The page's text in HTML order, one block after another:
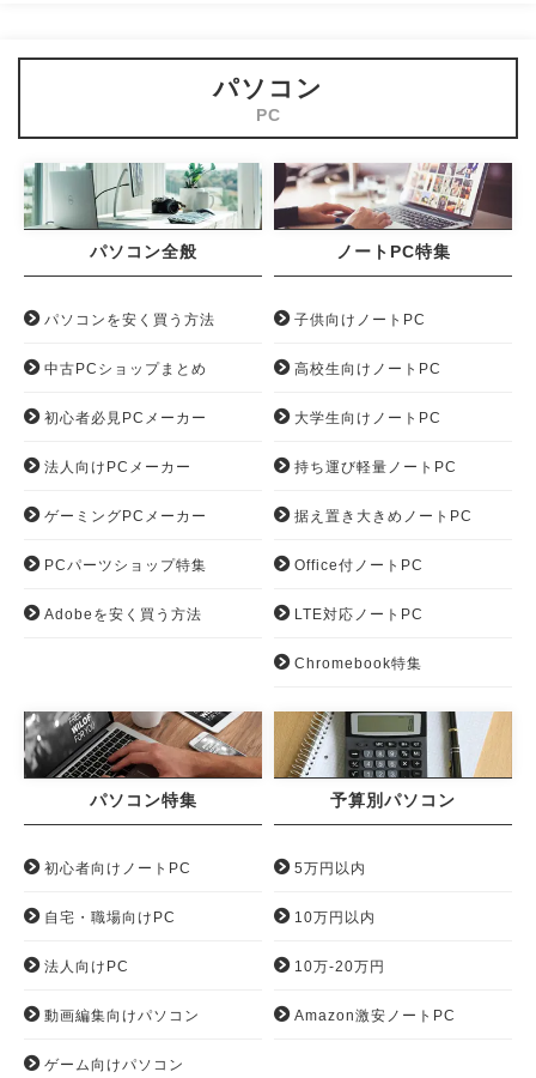
パソコン
パソコン全般
パソコンを安く買う方法
中古PCショップまとめ
初心者必見PCメーカー
法人向けPCメーカー
ゲーミングPCメーカー
PCパーツショップ特集
Adobeを安く買う方法
ノートPC特集
子供向けノートPC
高校生向けノートPC
大学生向けノートPC
持ち運び軽量ノートPC
据え置き大きめノートPC
Office付ノートPC
LTE対応ノートPC
Chromebook特集
パソコン特集
初心者向けノートPC
自宅・職場向けPC
法人向けPC
動画編集向けパソコン
ゲーム向けパソコン
予算別パソコン
5万円以内
10万円以内
10万-20万円
Amazon激安ノートPC